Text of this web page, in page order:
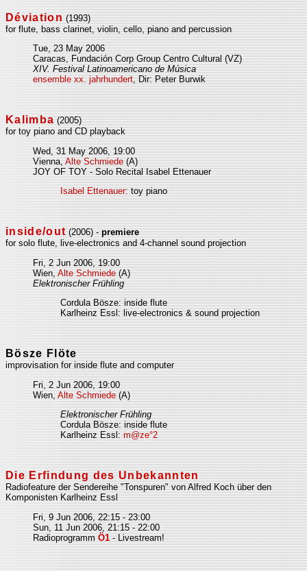
Déviation (1993)
for flute, bass clarinet, violin, cello, piano and percussion
Tue, 23 May 2006
Caracas, Fundación Corp Group Centro Cultural (VZ)
XIV. Festival Latinoamericano de Música
ensemble xx. jahrhundert, Dir: Peter Burwik
Kalimba (2005)
for toy piano and CD playback
Wed, 31 May 2006, 19:00
Vienna, Alte Schmiede (A)
JOY OF TOY - Solo Recital Isabel Ettenauer
Isabel Ettenauer: toy piano
inside/out (2006) -premiere
for solo flute, live-electronics and 4-channel sound projection
Fri, 2 Jun 2006, 19:00
Wien, Alte Schmiede (A)
Elektronischer Frühling
Cordula Bösze: inside flute
Karlheinz Essl: live-electronics & sound projection
Bösze Flöte
improvisation for inside flute and computer
Fri, 2 Jun 2006, 19:00
Wien, Alte Schmiede (A)
Elektronischer Frühling
Cordula Bösze: inside flute
Karlheinz Essl: m@ze°2
Die Erfindung des Unbekannten
Radiofeature der Sendereihe "Tonspuren" von Alfred Koch über den
Komponisten Karlheinz Essl
Fri, 9 Jun 2006, 22:15 - 23:00
Sun, 11 Jun 2006, 21:15 - 22:00
Radioprogramm Ö1 - Livestream!